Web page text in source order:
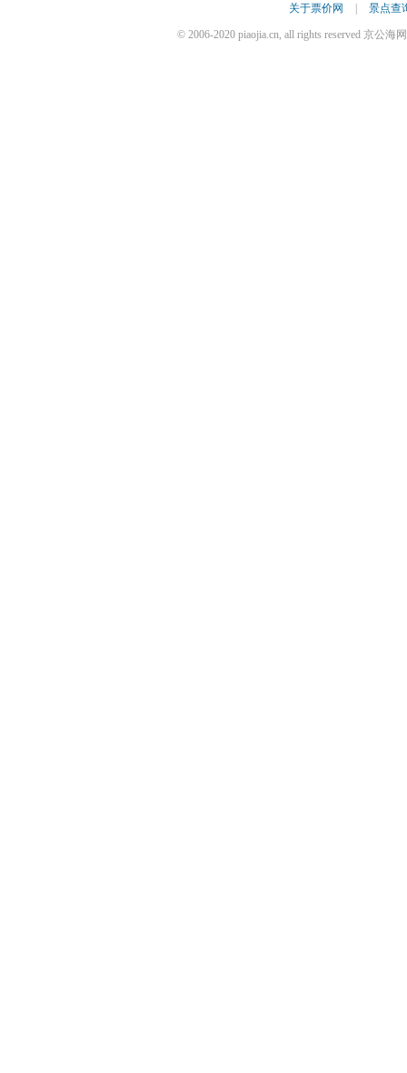
关于票价网 景点查
© 2006-2020 piaojia.cn, all rights reserved 京公海